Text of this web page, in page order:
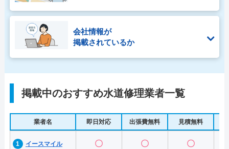
会社情報が
掲載されているか
掲載中のおすすめ水道修理業者一覧
業者名 即日対応 出張費無料 見積無料
イースマイル 〇 〇 〇